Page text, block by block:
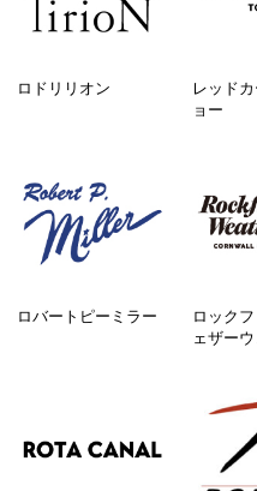
ロドリリオン
レッド
ョー
ロバートピーミラー
ロック
ェザー